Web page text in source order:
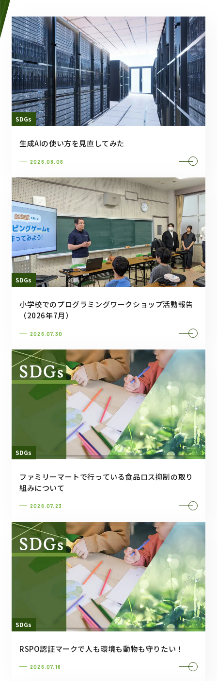
SDGs
生成AIの使い方を見直してみた
2026.08.06
SDGs
小学校でのプログラミングワークショップ活動報告
（2026年7月）
2026.07.30
SDGs
ファミリーマートで行っている食品ロス抑制の取り
組みについて
2026.07.23
SDGs
RSPO認証マークで人も環境も動物も守りたい！
2026.07.16